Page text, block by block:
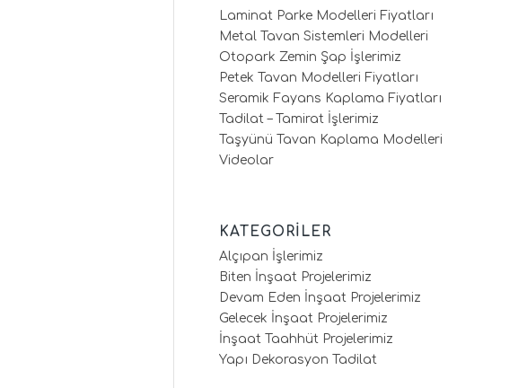
Laminat Parke Modelleri Fiyatları
Metal Tavan Sistemleri Modelleri
Otopark Zemin Şap İşlerimiz
Petek Tavan Modelleri Fiyatları
Seramik Fayans Kaplama Fiyatları
Tadilat – Tamirat İşlerimiz
Taşyünü Tavan Kaplama Modelleri
Videolar
KATEGORILER
Alçıpan İşlerimiz
Biten İnşaat Projelerimiz
Devam Eden İnşaat Projelerimiz
Gelecek İnşaat Projelerimiz
İnşaat Taahhüt Projelerimiz
Yapı Dekorasyon Tadilat